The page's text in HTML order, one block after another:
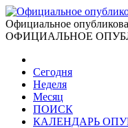
Официальное
ОФИЦИАЛЬНОЕ
Сегодня
Неделя
Месяц
ПОИСК
КАЛЕНДАРЬ